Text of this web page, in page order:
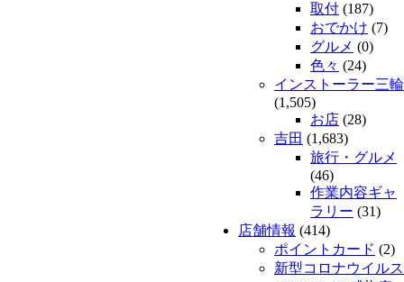
取付 (187)
おでかけ (7)
グルメ (0)
色々 (24)
インストーラー三輪
(1,505)
お店 (28)
吉田 (1,683)
旅行・グルメ
(46)
作業内容ギャ
ラリー (31)
店舗情報 (414)
ポイントカード (2)
新型コロナウイルス